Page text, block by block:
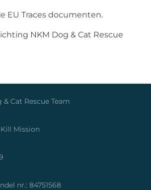
EU Traces documenten.
NKM Dog & Cat Rescue
Dog & Cat Rescue Team
als No Kill Mission
863348439
nr.: 84751568